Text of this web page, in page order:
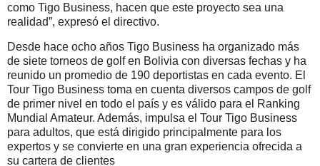
como Tigo Business, hacen que este proyecto sea una
realidad”, expresó el directivo.
Desde hace ocho años Tigo Business ha organizado más
de siete torneos de golf en Bolivia con diversas fechas y ha
reunido un promedio de 190 deportistas en cada evento. El
Tour Tigo Business toma en cuenta diversos campos de golf
de primer nivel en todo el país y es válido para el Ranking
Mundial Amateur. Además, impulsa el Tour Tigo Business
para adultos, que está dirigido principalmente para los
expertos y se convierte en una gran experiencia ofrecida a
su cartera de clientes